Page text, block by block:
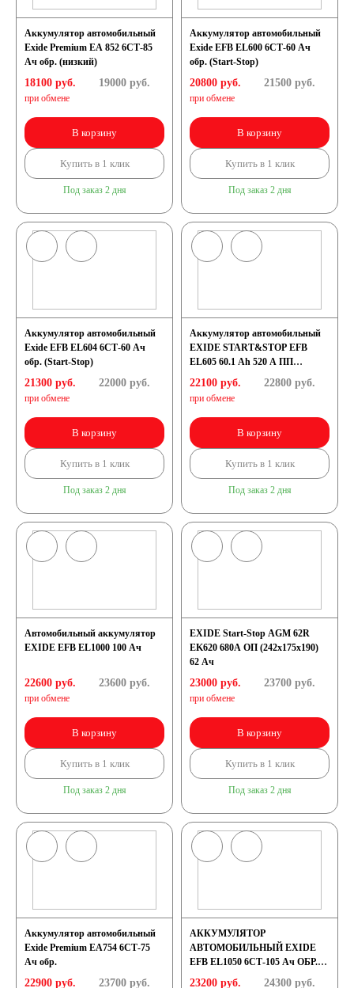
Аккумуляторы
AGM
Аккумуляторы по стране
изготовлении
Япония
Южная Корея
Тайланд США
Республика
Беларусь
Польша
Испания
Германия
Аккумуляторы по
Аккумуляторы 12
Аккумуляторы по стране
(Родина бренда)
Аккумулятор автомобильный
Exide Premium EA 852 6СТ-85
Ач обр. (низкий)
18100 руб.
при обмене
19000руб.
В корзину
Купить в 1 клик
Под заказ 2 дня
Аккумулятор автомобильный
Exide EFB EL600 6СТ-60 Ач
обр. (Start-Stop)
20800 руб.
при обмене
21500руб.
В корзину
Купить в 1 клик
Под заказ 2 дня
Аккумулятор автомобильный
Exide EFB EL604 6СТ-60 Ач
обр. (Start-Stop)
21300 руб.
при обмене
22000руб.
В корзину
Купить в 1 клик
Под заказ 2 дня
Аккумулятор автомобильный
EXIDE START&STOP EFB
EL605 60.1 Ah 520 A ПП
(232x173x225) D23R
22100 руб.
при обмене
22800руб.
В корзину
Купить в 1 клик
Под заказ 2 дня
Автомобильный аккумулятор
EXIDE EFB EL1000 100 Ач
22600 руб.
при обмене
23600руб.
В корзину
Купить в 1 клик
Под заказ 2 дня
EXIDE Start-Stop AGM 62R
EK620 680A ОП (242х175х190)
62 Ач
23000 руб.
при обмене
23700руб.
В корзину
Купить в 1 клик
Под заказ 2 дня
Аккумулятор автомобильный
Exide Premium EA754 6СТ-75
Ач обр.
22900 руб. 23700руб.
АККУМУЛЯТОР
АВТОМОБИЛЬНЫЙ EXIDE
EFB EL1050 6СТ-105 Ач ОБР.
(START-STOP)
23200 руб. 24300руб.